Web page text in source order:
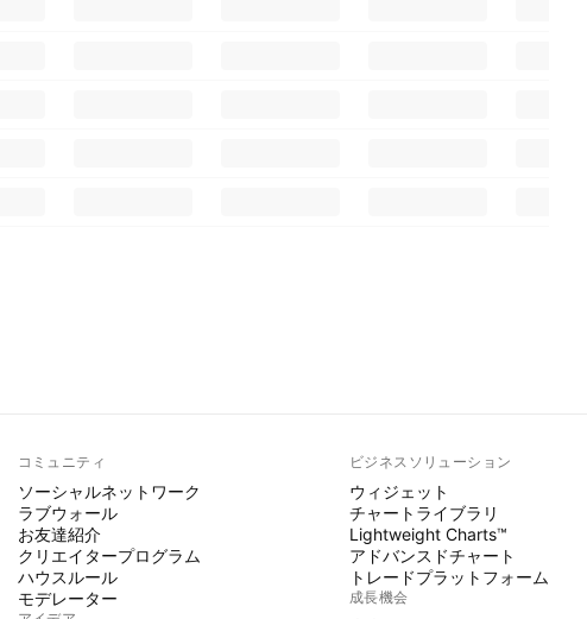
コミュニティ
ソーシャルネットワーク
ラブウォール
お友達紹介
クリエイタープログラム
ハウスルール
モデレーター
ビジネスソリューション
ウィジェット
チャートライブラリ
Lightweight Charts™
アドバンスドチャート
トレードプラットフォーム
成長機会